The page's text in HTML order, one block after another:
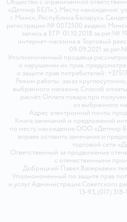
Общество с ограниченной
«Детмир БЕЛ» ). Место нахождения:
г. Минск, Республика Беларусь.
регистрации № 0072500 выдано
запись в ЕГР 01.10.2018 за рег.№
интернет-магазина в Торговый
09.09.2021 за
Уполномоченный продавца
о нарушении их прав,
о защите прав потребителей:
Режим работы: заказ
выбранного магазина. Способ
расчёт. Оплата товара при
из выбранного
Адрес электронной почты
Книга замечаний и предложений
по месту нахождения ООО «Детмир
вправе оставить замечания и
торговой сети
Ответственный за продвижение
с отечественными
Добрицкий Павел Валерьевич
Уполномоченный по защите прав
и услуг Администрация Советского
13-93, (017) 318-